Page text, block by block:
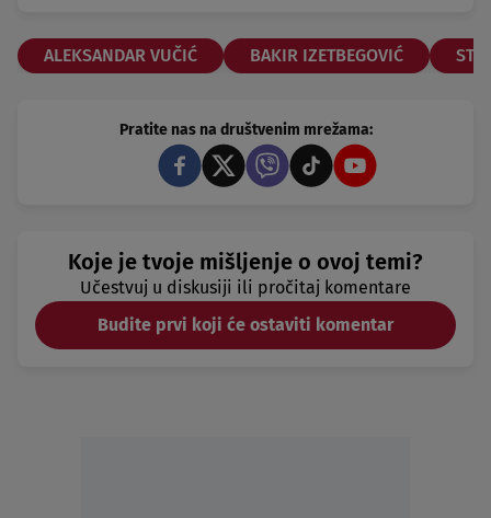
ALEKSANDAR VUČIĆ BAKIR IZETBEGOVIĆ
Pratite nas na društvenim mrežama:
Koje je tvoje mišljenje o ovoj temi?
Učestvuj u diskusiji ili pročitaj komentare
Budite prvi koji će ostaviti komentar